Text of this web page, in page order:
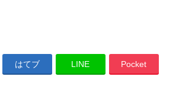
はてブ LINE Pocket